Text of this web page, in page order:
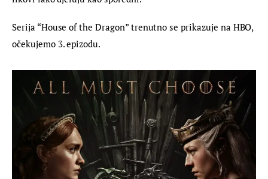
Serija “House of the Dragon” trenutno se prikazuje na HBO,
očekujemo 3. epizodu.